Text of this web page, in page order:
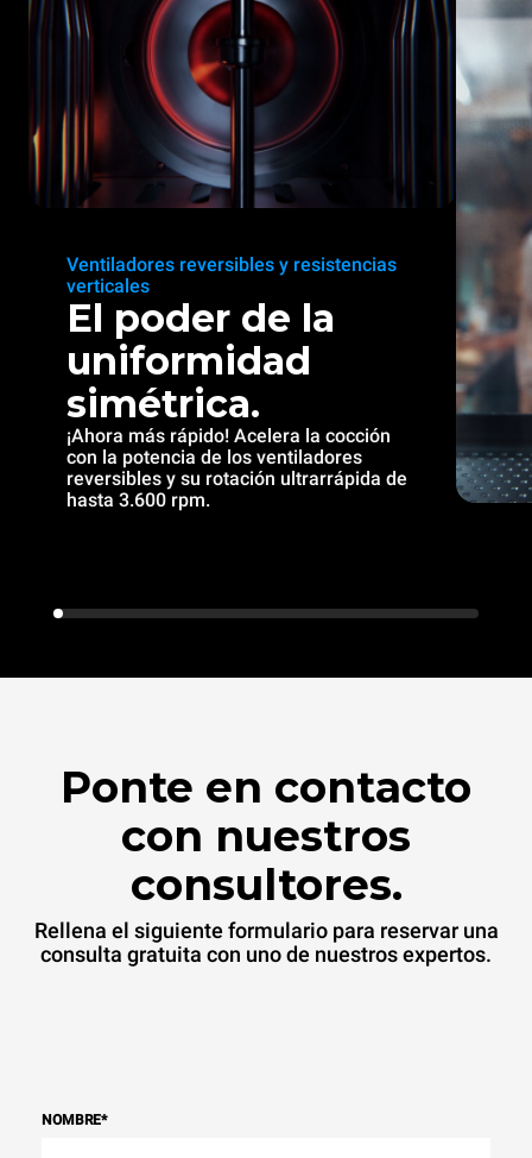
Ventiladores reversibles y resistencias
verticales
El poder de la
uniformidad
simétrica.
¡Ahora más rápido! Acelera la cocción
con la potencia de los ventiladores
reversibles y su rotación ultrarrápida de
hasta 3.600 rpm.
Ponte en contacto
con nuestros
consultores.
Rellena el siguiente formulario para reservar una
consulta gratuita con uno de nuestros expertos.
NOMBRE*